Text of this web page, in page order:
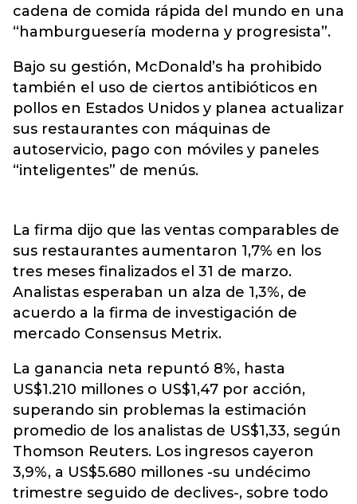
cadena de comida rápida del mundo en una
“hamburguesería moderna y progresista”.
Bajo su gestión, McDonald’s ha prohibido
también el uso de ciertos antibióticos en
pollos en Estados Unidos y planea actualizar
sus restaurantes con máquinas de
autoservicio, pago con móviles y paneles
“inteligentes” de menús.
La firma dijo que las ventas comparables de
sus restaurantes aumentaron 1,7% en los
tres meses finalizados el 31 de marzo.
Analistas esperaban un alza de 1,3%, de
acuerdo a la firma de investigación de
mercado Consensus Metrix.
La ganancia neta repuntó 8%, hasta
US$1.210 millones o US$1,47 por acción,
superando sin problemas la estimación
promedio de los analistas de US$1,33, según
Thomson Reuters. Los ingresos cayeron
3,9%, a US$5.680 millones -su undécimo
trimestre seguido de declives-, sobre todo